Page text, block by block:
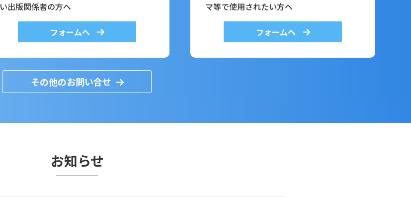
い出版関係者の方へ
フォームへ
マ等で使用されたい方へ
フォームへ
その他のお問い合せ
お知らせ